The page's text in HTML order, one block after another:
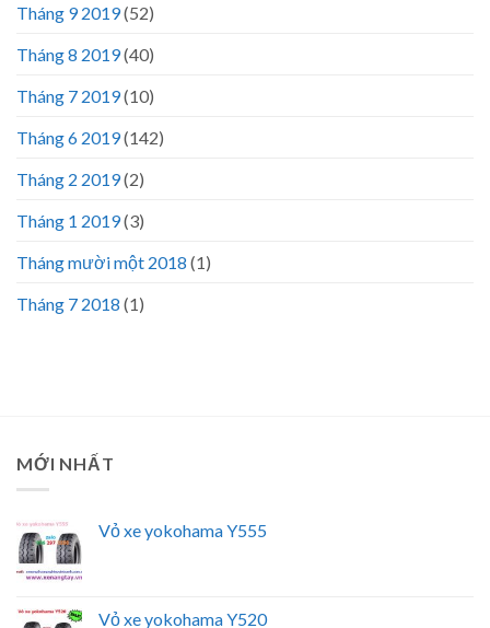
Tháng 9 2019(52)
Tháng 8 2019(40)
Tháng 7 2019(10)
Tháng 6 2019(142)
Tháng 2 2019(2)
Tháng 1 2019(3)
Tháng mười một 2018 (1)
Tháng 7 2018 (1)
MỚI NHẤT
Vỏ xe yokohama Y555
Vỏ xe yokohama Y520